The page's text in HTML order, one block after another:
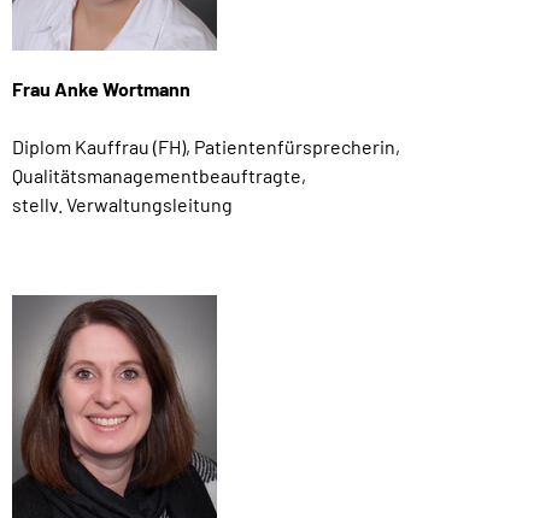
Frau Anke Wortmann
Diplom Kauffrau (FH), Patientenfürsprecherin,
Qualitätsmanagementbeauftragte,
stellv. Verwaltungsleitung